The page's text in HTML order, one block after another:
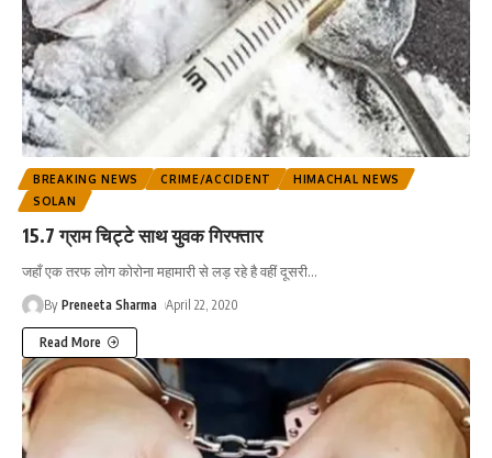
BREAKING NEWS CRIME/ACCIDENT
HIMACHAL NEWS
SOLAN
15.7 ग्राम चिट्टे साथ युवक गिरफ्तार
जहाँ एक तरफ लोग कोरोना महामारी से लड़ रहे है वहीं दूसरी…
By Preneeta Sharma April 22, 2020
Read More